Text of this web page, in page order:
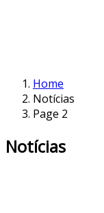
Home
Notícias
Page 2
Notícias